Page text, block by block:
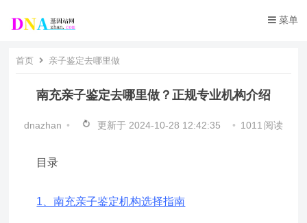
菜单
首页 亲子鉴定去哪里做
南充亲子鉴定去哪里做？正规专业机构介绍
dnazhan • 更新于 2024-10-28 12:42:35 • 1011 阅读
目录
1、南充亲子鉴定机构选择指南